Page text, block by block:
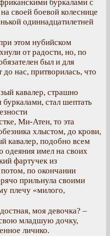
буркалами с
своей боевой колеснице
одиннадцатилетней
этом нубийском
от радости, но, по
был и для
до нас, притворилась, что
кавалер, страшно
стал шептать
Ми-Атен, то эта
хлыстом, до крови,
кавалер, подобно всем
одеяния имел на своих
фартучек из
по окончании
прильнула своими
плечу «милого,
моя девочка? –
младшую дочку,
личико.